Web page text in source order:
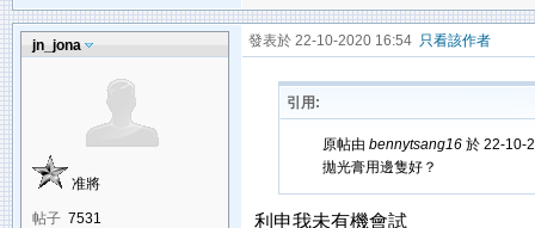
jn_jona
准將
帖子 7531
發表於 22-10-2020 16:54 只看該作者
引用:
原帖由 bennytsang16於 22-10-
拋光膏用邊隻好？
利申我未有機會試